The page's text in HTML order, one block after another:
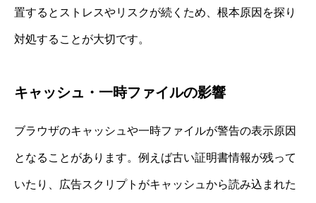
置するとストレスやリスクが続くため、根本原因を探り
対処することが大切です。
キャッシュ・一時ファイルの影響
ブラウザのキャッシュや一時ファイルが警告の表示原因
となることがあります。例えば古い証明書情報が残って
いたり、広告スクリプトがキャッシュから読み込まれた